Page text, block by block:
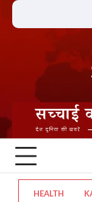
Skip
HEALTH